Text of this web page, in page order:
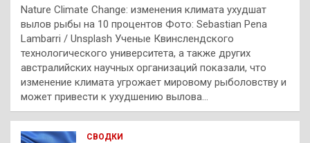
Nature Climate Change: изменения климата ухудшат
вылов рыбы на 10 процентов Фото: Sebastian Pena
Lambarri / Unsplash Ученые Квинслендского
технологического университета, а также других
австралийских научных организаций показали, что
изменение климата угрожает мировому рыболовству и
может привести к ухудшению вылова…
СВОДКИ